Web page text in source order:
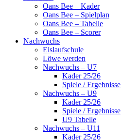
Oans Bee – Kader
Oans Bee – Spielplan
Oans Bee – Tabelle
Oans Bee – Scorer
Nachwuchs
Eislaufschule
Löwe werden
Nachwuchs – U7
Kader 25/26
Spiele / Ergebnisse
Nachwuchs – U9
Kader 25/26
Spiele / Ergebnisse
U9 Tabelle
Nachwuchs – U11
Kader 25/26